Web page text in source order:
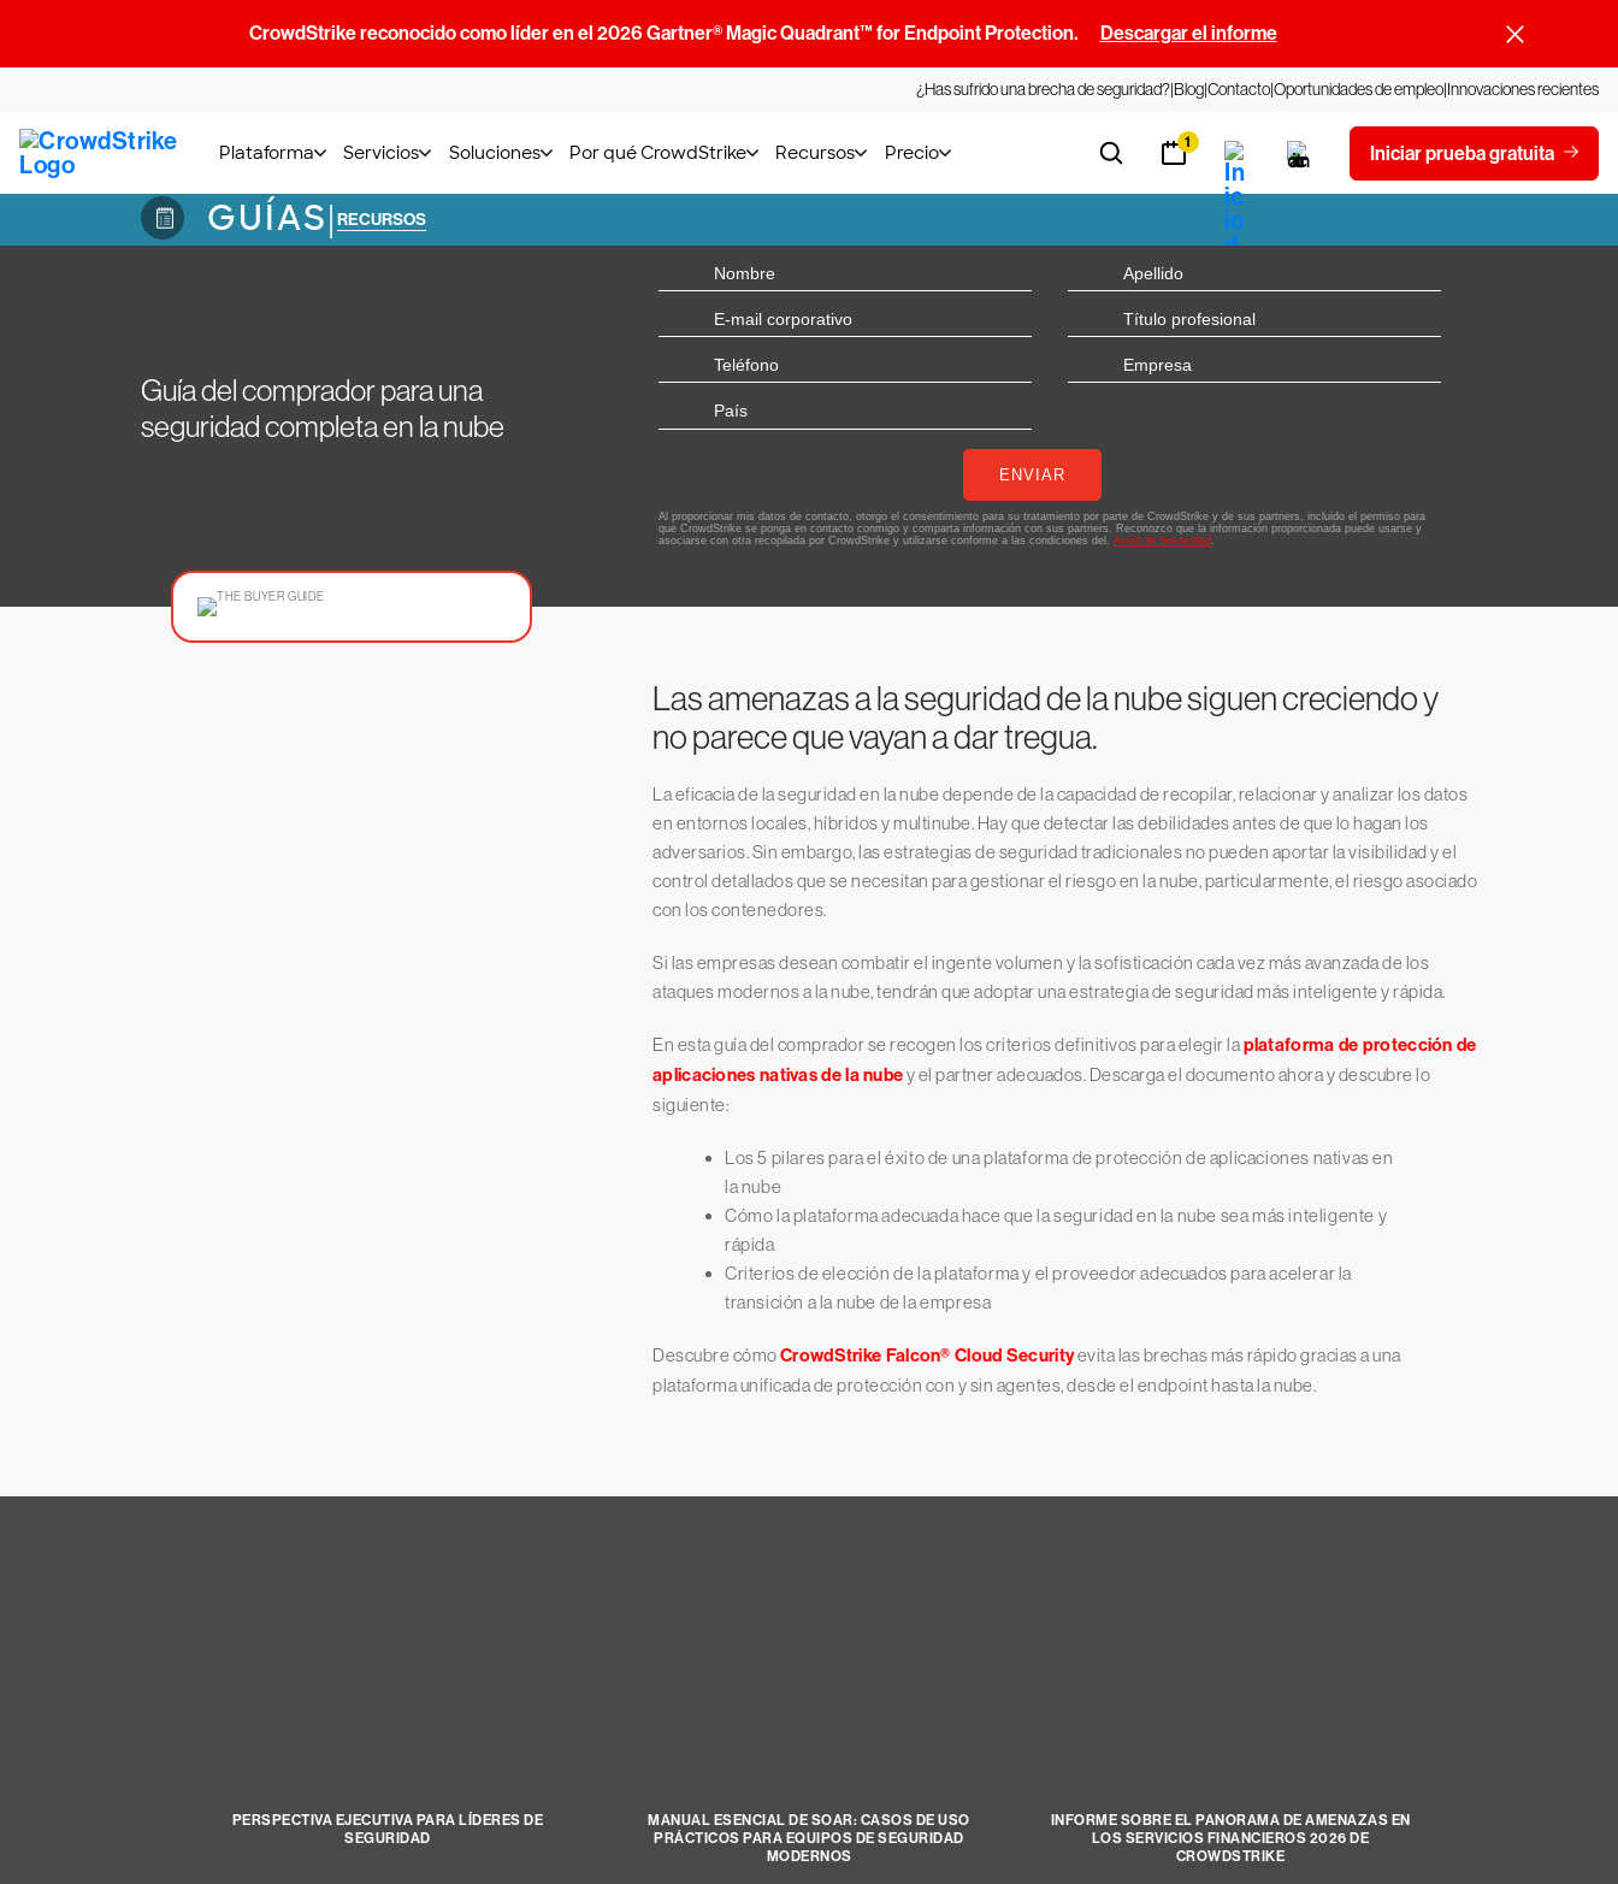
CrowdStrike reconocido como líder en el 2026 Gartner® Magic Quadrant™ for Endpoint Protection. Descargar el informe
¿Has sufrido una brecha de seguridad?BlogContactoOportunidades de empleo Innovaciones recientes
Plataforma Servicios Soluciones Por qué CrowdStrike Recursos Precio 1 Iniciar prueba gratuita
GUÍAS| RECURSOS
Guía del comprador para una
seguridad completa en la nube
Las amenazas a la seguridad de la nube siguen creciendo y
no parece que vayan a dar tregua.
La eficacia de la seguridad en la nube depende de la capacidad de recopilar, relacionar y analizar los datos
en entornos locales, híbridos y multinube. Hay que detectar las debilidades antes de que lo hagan los
adversarios. Sin embargo, las estrategias de seguridad tradicionales no pueden aportar la visibilidad y el
control detallados que se necesitan para gestionar el riesgo en la nube, particularmente, el riesgo asociado
con los contenedores.
Si las empresas desean combatir el ingente volumen y la sofisticación cada vez más avanzada de los
ataques modernos a la nube, tendrán que adoptar una estrategia de seguridad más inteligente y rápida.
En esta guía del comprador se recogen los criterios definitivos para elegir laplataforma de protección de
aplicaciones nativas de la nubey el partner adecuados. Descarga el documento ahora y descubre lo
siguiente:
Los 5 pilares para el éxito de una plataforma de protección de aplicaciones nativas en
la nube
Cómo la plataforma adecuada hace que la seguridad en la nube sea más inteligente y
rápida
Criterios de elección de la plataforma y el proveedor adecuados para acelerar la
transición a la nube de la empresa
DescubrecómoCrowdStrike Falcon® Cloud Securityevita las brechas más rápido gracias a una
plataforma unificada de protección con y sin agentes, desde el endpoint hasta la nube.
PERSPECTIVA EJECUTIVA PARA LÍDERES DE
SEGURIDAD
MANUAL ESENCIAL DE SOAR: CASOS DE USO
PRÁCTICOS PARA EQUIPOS DE SEGURIDAD
MODERNOS
INFORME SOBRE EL PANORAMA DE AMENAZAS EN
LOS SERVICIOS FINANCIEROS 2026 DE
CROWDSTRIKE